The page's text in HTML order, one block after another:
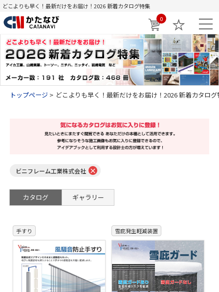
どこよりも早く！最新だけをお届け！2026 新着カタログ特集
0
トップページ どこよりも早く！最新だけをお届け！2026 新着カタログ
ビニフレーム工業株式会社 ×
カタログ ギャラリー
手すり 雪庇発生軽減装置